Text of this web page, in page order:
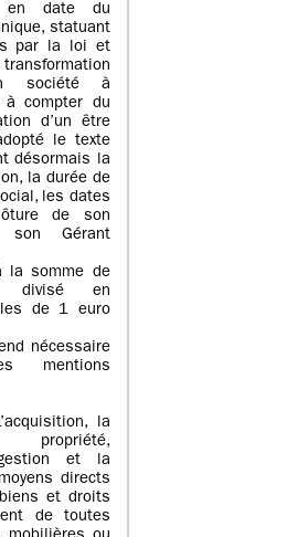
en date du
statuant
par la loi et
société à
à compter du
d’un être
le texte
désormais la
la durée de
les dates
de son
Gérant
la somme de
divisé en
de 1 euro
nécessaire
mentions
la
et la
directs
et droits
de toutes